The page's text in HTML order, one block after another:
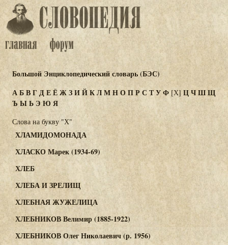
Большой Энциклопедический словарь (БЭС)
АБВГДЕЁЖЗИЙКЛМНОПРСТУФ [Х] ЦЧШЩ
Ъ ЫЬ ЭЮЯ
Слова на букву "Х"
ХЛАМИДОМОНАДА
ХЛАСКО Марек (1934-69)
ХЛЕБ
ХЛЕБА И ЗРЕЛИЩ
ХЛЕБНАЯ ЖУЖЕЛИЦА
ХЛЕБНИКОВ Велимир (1885-1922)
ХЛЕБНИКОВ Олег Николаевич (р. 1956)